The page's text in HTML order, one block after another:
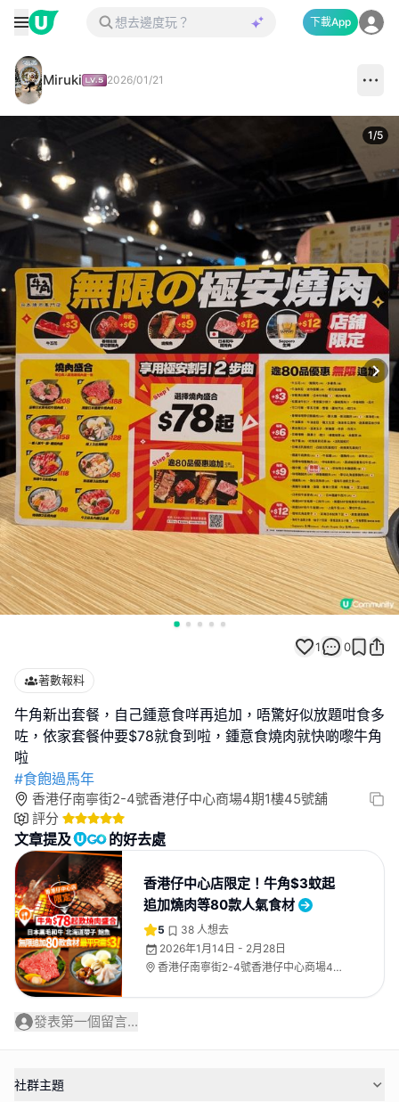
下載App
Miruki 2026/01/21
1/5
1 0
著數報料
牛角新出套餐，自己鍾意食咩再追加，唔驚好似放題咁食多
咗，依家套餐仲要$78就食到啦，鍾意食燒肉就快啲嚟牛角
#食飽過馬年
香港仔南寧街2-4號香港仔中心商場4期1樓45號舖
評分
文章提及 的好去處
香港仔中心店限定！牛角$3蚊起
追加燒肉等80款人氣食材
5 38 人想去
2026年1月14日 - 2月28日
香港仔南寧街2-4號香港仔中心商場4期
發表第一個留言...
社群主題